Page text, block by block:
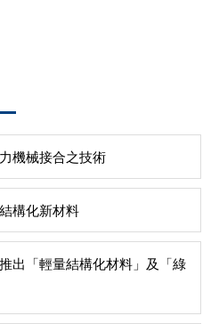
機械接合之技術
構化新材料
出「輕量結構化材料」及「綠